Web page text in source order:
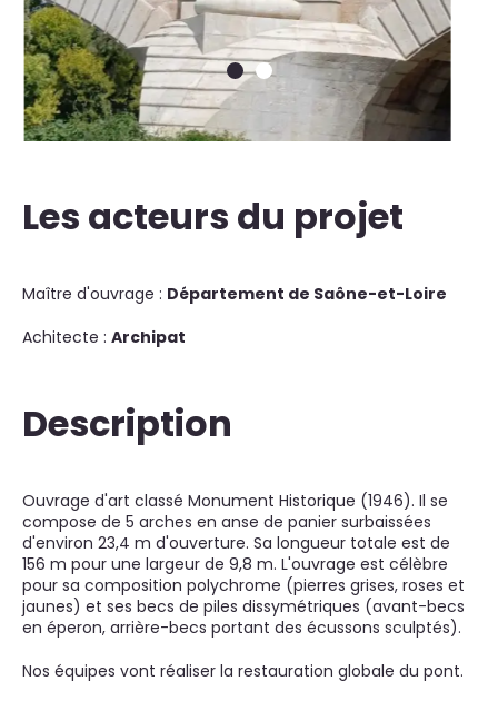
Les acteurs du projet
Maître d'ouvrage : Département de Saône-et-Loire
Achitecte : Archipat
Description
Ouvrage d'art classé Monument Historique (1946). Il se
compose de 5 arches en anse de panier surbaissées
d'environ 23,4 m d'ouverture. Sa longueur totale est de
156 m pour une largeur de 9,8 m. L'ouvrage est célèbre
pour sa composition polychrome (pierres grises, roses et
jaunes) et ses becs de piles dissymétriques (avant-becs
en éperon, arrière-becs portant des écussons sculptés).
Nos équipes vont réaliser la restauration globale du pont.